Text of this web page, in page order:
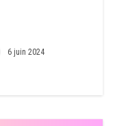
6 juin 2024